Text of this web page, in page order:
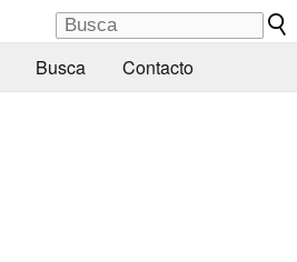
Busca Contacto